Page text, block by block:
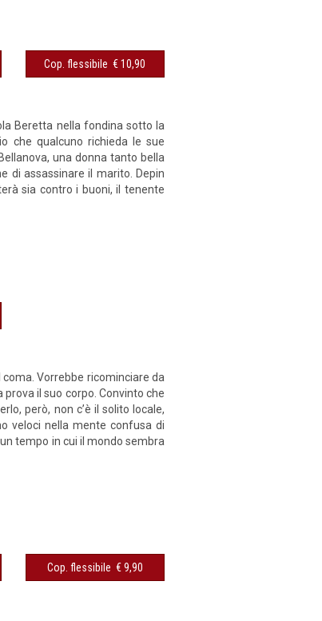
Cop. flessibile € 10,90
Beretta nella fondina sotto la
che qualcuno richieda le sue
una donna tanto bella
di assassinare il marito. Depin
sia contro i buoni, il tenente
Vorrebbe ricominciare da
il suo corpo. Convinto che
però, non c’è il solito locale,
veloci nella mente confusa di
tempo in cui il mondo sembra
Cop. flessibile € 9,90